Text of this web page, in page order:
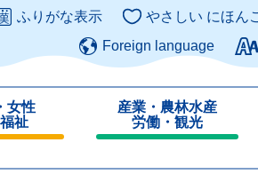
このペー
ふりがな表示 やさしい にほん
Foreign language
女性
祉
産業・農林水産
労働・観光
じ